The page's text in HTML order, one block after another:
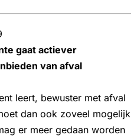
gaat actiever
van afval
leert, bewuster met afval
dan ook zoveel mogelijk
er meer gedaan worden